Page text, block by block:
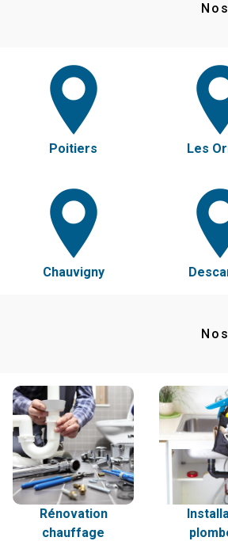
Poitiers Les
Chauvigny
Rénovation
chauffage